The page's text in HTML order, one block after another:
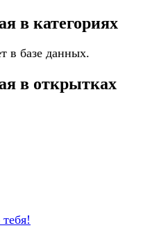
в категориях
в базе данных.
в открытках